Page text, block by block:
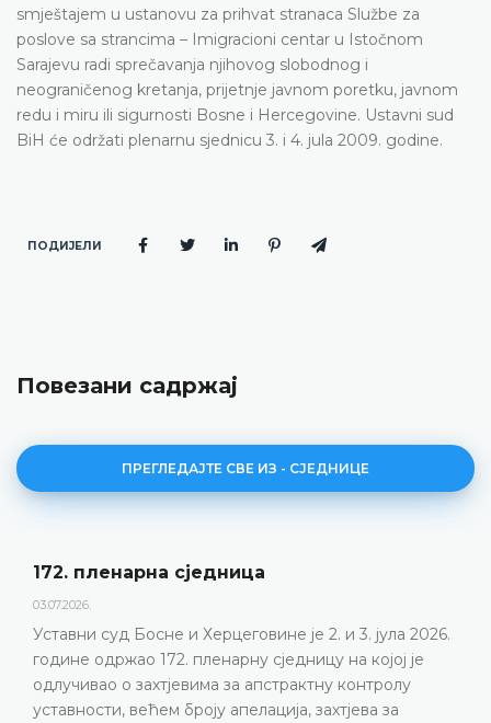
smještajem u ustanovu za prihvat stranaca Službe za
poslove sa strancima – Imigracioni centar u Istočnom
Sarajevu radi sprečavanja njihovog slobodnog i
neograničenog kretanja, prijetnje javnom poretku, javnom
redu i miru ili sigurnosti Bosne i Hercegovine. Ustavni sud
BiH će održati plenarnu sjednicu 3. i 4. jula 2009. godine.
ПОДИЈЕЛИ
Повезани садржај
ПРЕГЛЕДАЈТЕ СВЕ ИЗ - СЈЕДНИЦЕ
172. пленарна сједницa
03.07.2026.
Уставни суд Босне и Херцеговине је 2. и 3. јула 2026.
године одржао 172. пленарну сједницу на којој је
одлучивао о захтјевима за апстрактну контролу
уставности, већем броју апелација, захтјева за